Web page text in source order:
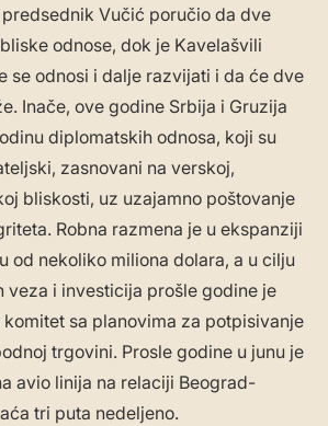
Vučić poručio da dve
odnose, dok je Kavelašvili
se odnosi i dalje razvijati i da će dve
Inače, ove godine Srbija i Gruzija
diplomatskih odnosa, koji su
zasnovani na verskoj,
bliskosti, uz uzajamno poštovanje
Robna razmena je u ekspanziji
od nekoliko miliona dolara, a u cilju
veza i investicija prošle godine je
sa planovima za potpisivanje
trgovini. Prosle godine u junu je
avio linija na relaciji Beograd-
tri puta nedeljeno.